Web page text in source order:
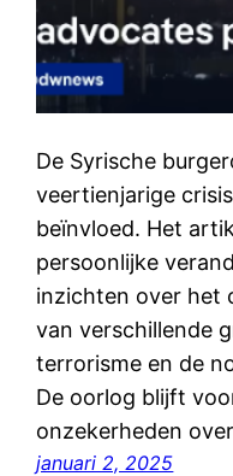
De Syrische
veertienjarige
beïnvloed. Het
persoonlijke
inzichten over het
van verschillende
terrorisme en de
De oorlog blijft
onzekerheden
januari 2, 2025